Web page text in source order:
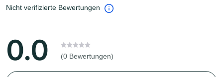
Nicht verifizierte Bewertungen
0.0 (0 Bewertungen)